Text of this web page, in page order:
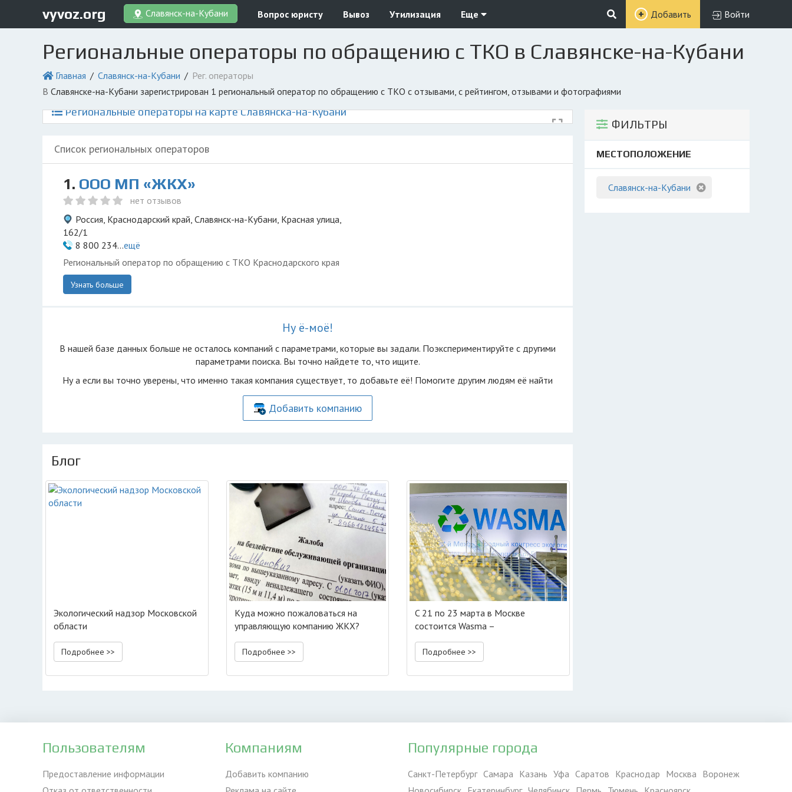
vyvoz.org Славянск-на-Кубани Вопрос юристу Вывоз Утилизация Еще Добавить Войти
Региональные операторы по обращению с ТКО в Славянске-на-Кубани
Главная Славянск-на-Кубани
Рег. операторы
в Славянске-на-Кубани зарегистрирован 1 региональный оператор по обращению с ТКО с отзывами, с рейтингом, отзывами и фотографиями
ФИЛЬТРЫ
МЕСТОПОЛОЖЕНИЕ
Славянск-на-Кубани
Региональные операторы на карте Славянска-на-Кубани
Список региональных операторов
1. ООО МП «ЖКХ»
нет отзывов
Россия, Краснодарский край, Славянск-на-Кубани, Красная улица,
162/1
8 800 234...ещё
Региональный оператор по обращению с ТКО Краснодарского края
Узнать больше
Ну ё-моё!
В нашей базе данных больше не осталоcь компаний с параметрами, которые вы задали. Поэкспериментируйте с другими
параметрами поиска. Вы точно найдете то, что ищите.
Ну а если вы точно уверены, что именно такая компания существует, то добавьте её! Помогите другим людям её найти
Добавить компанию
Блог
Экологический надзор Московской
области
Подробнее >>
Куда можно пожаловаться на
управляющую компанию ЖКХ?
Подробнее >>
C 21 по 23 марта в Москве
состоится Wasma –
международная выставка
оборудования для обращения с
отходами.
Подробнее >>
Пользователям
Предоставление информации
Компаниям
Добавить компанию
Популярные города
Санкт-Петербург Самара Казань Уфа Саратов Краснодар Москва Воронеж